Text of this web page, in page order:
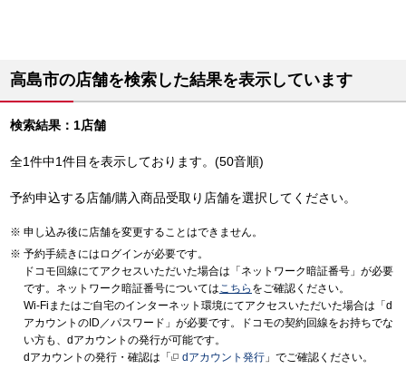
高島市の店舗を検索した結果を表示しています
検索結果：1店舗
全1件中1件目を表示しております。(50音順)
予約申込する店舗/購入商品受取り店舗を選択してください。
申し込み後に店舗を変更することはできません。
予約手続きにはログインが必要です。
ドコモ回線にてアクセスいただいた場合は「ネットワーク暗証番号」が必要
です。ネットワーク暗証番号についてはこちら をご確認ください。
Wi-Fiまたはご自宅のインターネット環境にてアクセスいただいた場合は「d
アカウントのID／パスワード」が必要です。ドコモの契約回線をお持ちでな
い方も、dアカウントの発行が可能です。
dアカウントの発行・確認は「
dアカウント発行 」でご確認ください。